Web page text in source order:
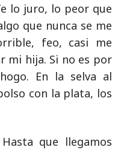
lo juro, lo peor que
que nunca se me
feo, casi me
mi hija. Si no es por
En la selva al
con la plata, los
que llegamos